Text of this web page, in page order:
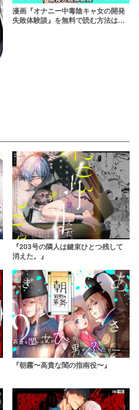
漫画『オナニー中毒陰キャ女の開発
失敗体験談』を無料で読む方法は？
『203号の隣人は鍵束ひとつ残して
消えた。』
『朝霧〜高貴な閨の指南役〜』